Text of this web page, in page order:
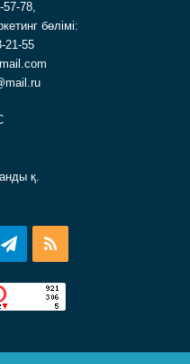
57-78,
бөлімі:
21-55
қ.
Telegram